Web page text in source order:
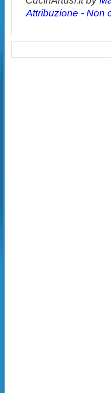
Attribuzione - Non